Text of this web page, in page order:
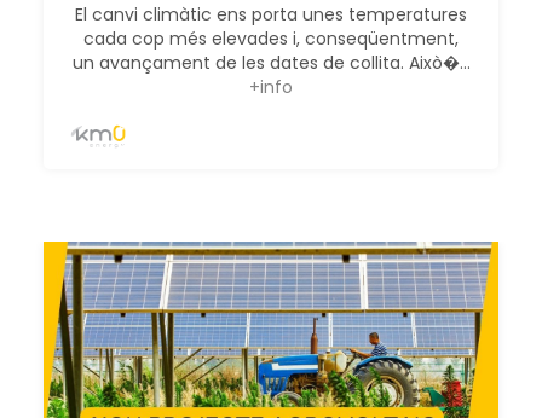
El canvi climàtic ens porta unes temperatures
cada cop més elevades i, conseqüentment,
un avançament de les dates de collita. Això�...
+info